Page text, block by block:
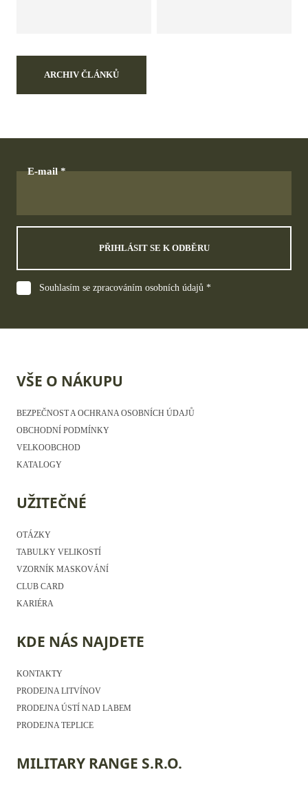
ARCHIV ČLÁNKŮ
E-mail
PŘIHLÁSIT SE K ODBĚRU
Souhlasím se zpracováním osobních údajů *
VŠE O NÁKUPU
BEZPEČNOST A OCHRANA OSOBNÍCH ÚDAJŮ
OBCHODNÍ PODMÍNKY
VELKOOBCHOD
KATALOGY
UŽITEČNÉ
OTÁZKY
TABULKY VELIKOSTÍ
VZORNÍK MASKOVÁNÍ
CLUB CARD
KARIÉRA
KDE NÁS NAJDETE
KONTAKTY
PRODEJNA LITVÍNOV
PRODEJNA ÚSTÍ NAD LABEM
PRODEJNA TEPLICE
MILITARY RANGE S.R.O.